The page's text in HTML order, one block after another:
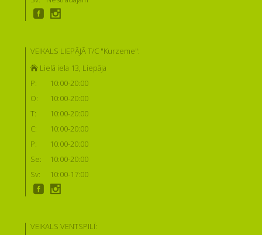
VEIKALS LIEPĀJĀ T/C "Kurzeme":
Lielā iela 13, Liepāja
P:
10:00-20:00
O:
10:00-20:00
T:
10:00-20:00
C:
10:00-20:00
P:
10:00-20:00
Se:
10:00-20:00
Sv:
10:00-17:00
VEIKALS VENTSPILĪ: